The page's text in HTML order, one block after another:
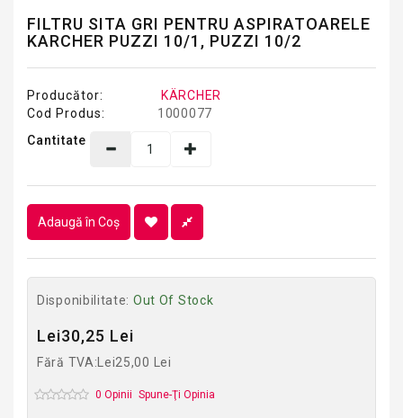
FILTRU SITA GRI PENTRU ASPIRATOARELE
KARCHER PUZZI 10/1, PUZZI 10/2
Producător:
KÄRCHER
Cod Produs:
1000077
Cantitate
Adaugă în Coş
Disponibilitate: Out Of Stock
Lei30,25 Lei
Fără TVA:Lei25,00 Lei
0 Opinii Spune-Ţi Opinia